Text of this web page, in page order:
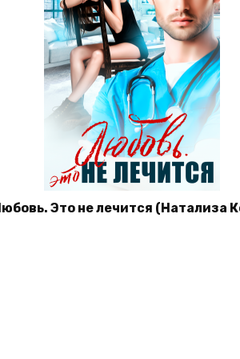
Это не лечится (Натализа